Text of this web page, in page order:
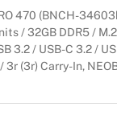
470 (BNCH-
/ 32GB DDR5 /
3.2 / USB-C 3.2 /
3r (3r) Carry-In,